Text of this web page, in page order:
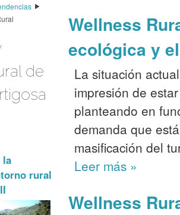
de
la
rural
Wellness
ecológica y
La situación
impresión de
planteando en
demanda que
masificación del
Leer más »
Wellness